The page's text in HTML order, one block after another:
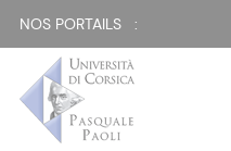
NOS PORTAILS :